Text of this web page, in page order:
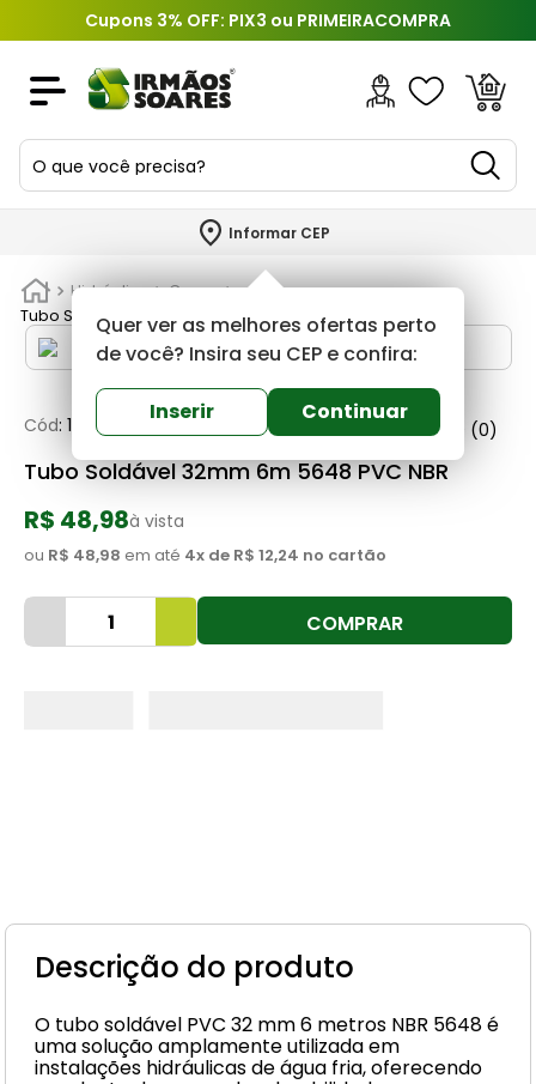
Cupons 3% OFF: PIX3 ou PRIMEIRACOMPRA
O que você precisa?
Informar CEP
Quer ver as melhores ofertas perto
de você? Insira seu CEP e confira:
Inserir Continuar
Hidráulica
Canos
Tubo Soldável 32mm 6m 5648 PVC NBR
Cód:102130 Fortlev (0)
Tubo Soldável 32mm 6m 5648 PVC NBR
R$ 48,98à vista
ou R$ 48,98 em até 4x de R$ 12,24 no cartão
COMPRAR
Descrição do produto
O tubo soldável PVC 32 mm 6 metros NBR 5648 é
uma solução amplamente utilizada em
instalações hidráulicas de água fria, oferecendo
TERMOS MAIS BUSCADOS
2º
3º
porta
revestimento
5º
telha
6º
argamassa
7º
tinta
8º
cimento
9º
vaso sanitário
10º torneira